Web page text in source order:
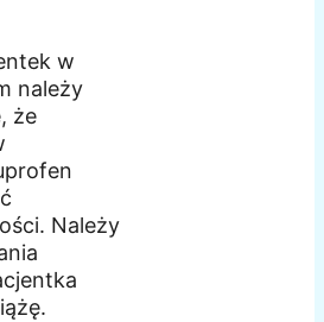
w
należy
że
Należy